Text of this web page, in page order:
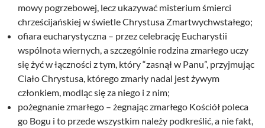
mowy pogrzebowej, lecz ukazywać misterium śmierci
chrześcijańskiej w świetle Chrystusa Zmartwychwstałego;
ofiara eucharystyczna – przez celebrację Eucharystii
wspólnota wiernych, a szczególnie rodzina zmarłego uczy
się żyć w łączności z tym, który “zasnął w Panu”, przyjmując
Ciało Chrystusa, którego zmarły nadal jest żywym
członkiem, modląc się za niego i z nim;
pożegnanie zmarłego – żegnając zmarłego Kościół poleca
go Bogu i to przede wszystkim należy podkreślić, a nie fakt,